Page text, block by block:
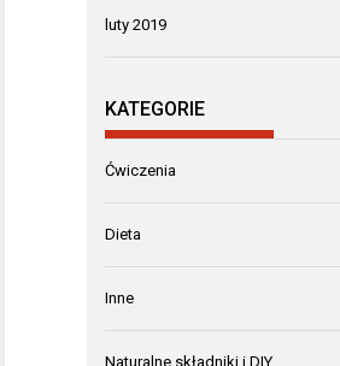
luty 2019
KATEGORIE
Ćwiczenia
Dieta
Inne
Naturalne składniki i DIY